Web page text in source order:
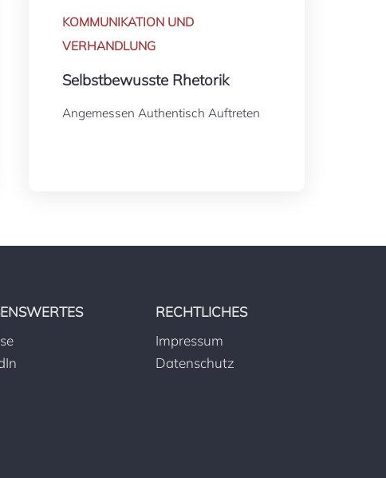
KOMMUNIKATION UND
VERHANDLUNG
Selbstbewusste Rhetorik
Angemessen Authentisch Auftreten
RECHTLICHES
Impressum
Datenschutz